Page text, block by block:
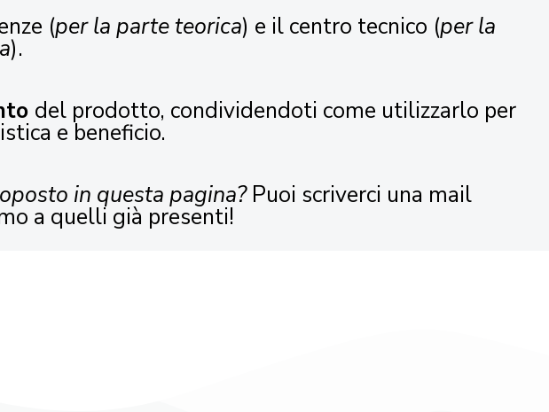
(per la parte teorica) e il centro tecnico (per la
).
del prodotto, condividendoti come utilizzarlo per
e beneficio.
in questa pagina?Puoi scriverci una mail
a quelli già presenti!